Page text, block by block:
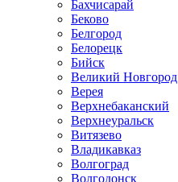
Бахчисарай
Беково
Белгород
Белорецк
Бийск
Великий Новгород
Верея
Верхнебаканский
Верхнеуральск
Витязево
Владикавказ
Волгоград
Волгодонск